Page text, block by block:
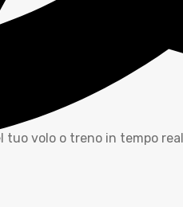
tuo volo o treno in tempo